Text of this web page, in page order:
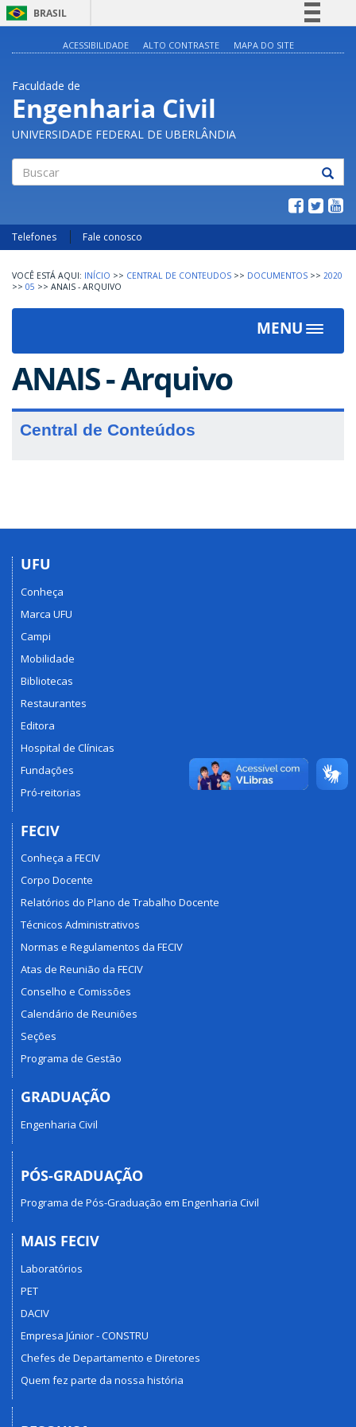
BRASIL
Legislação
Canais
ACESSIBILIDADE ALTO CONTRASTE MAPA DO SITE
Faculdade de
Engenharia Civil
UNIVERSIDADE FEDERAL DE UBERLÂNDIA
Telefones Fale conosco
INÍCIO >> CENTRAL DE CONTEUDOS >> DOCUMENTOS >> 2020
>> 05 >> ANAIS - ARQUIVO
MENU
Toggle
ANAIS - Arquivo
Central de Conteúdos
UFU
Conheça
Marca UFU
Campi
Mobilidade
Bibliotecas
Restaurantes
Editora
Hospital de Clínicas
Fundações
Pró-reitorias
FECIV
Conheça a FECIV
Corpo Docente
Relatórios do Plano de Trabalho Docente
Técnicos Administrativos
Normas e Regulamentos da FECIV
Atas de Reunião da FECIV
Conselho e Comissões
Calendário de Reuniões
Seções
Programa de Gestão
GRADUAÇÃO
Engenharia Civil
PÓS-GRADUAÇÃO
Programa de Pós-Graduação em Engenharia Civil
MAIS FECIV
Laboratórios
PET
DACIV
Empresa Júnior - CONSTRU
Chefes de Departamento e Diretores
Quem fez parte da nossa história